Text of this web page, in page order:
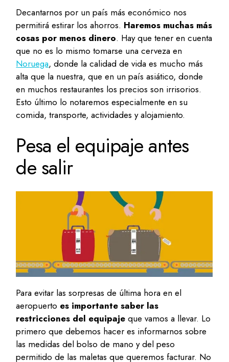
Decantarnos por un país más económico nos
permitirá estirar los ahorros. Haremos muchas más
cosas por menos dinero. Hay que tener en cuenta
que no es lo mismo tomarse una cerveza en
Noruega, donde la calidad de vida es mucho más
alta que la nuestra, que en un país asiático, donde
en muchos restaurantes los precios son irrisorios.
Esto último lo notaremos especialmente en su
comida, transporte, actividades y alojamiento.
Pesa el equipaje antes
de salir
Para evitar las sorpresas de última hora en el
aeropuerto es importante saber las
restricciones del equipaje que vamos a llevar. Lo
primero que debemos hacer es informarnos sobre
las medidas del bolso de mano y del peso
permitido de las maletas que queremos facturar. No